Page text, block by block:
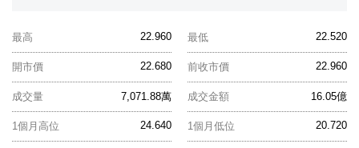
22.960
最高 22.520
最低
22.680
開市價 22.960
前收市價
7,071.88萬
成交量 16.05億
成交金額
24.640
1個月高位 20.720
1個月低位